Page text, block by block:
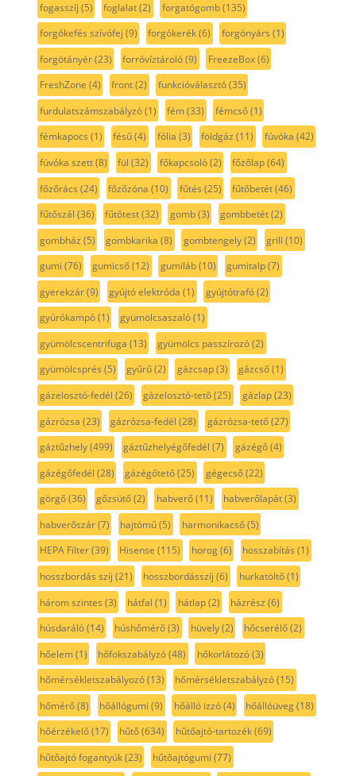
fogasszíj (5) foglalat(2) forgatógomb(135)
forgókefés szívófej (9) forgókerék(6) forgónyárs (1)
forgótányér(23) forróvíztároló(9) FreezeBox(6)
FreshZone (4) front(2) funkcióválasztó(35)
furdulatszámszabályzó(1) fém(33) fémcső(1)
fémkapocs (1) fésű(4) fólia (3) földgáz (11) fúvóka (42)
fúvóka szett(8) fül (32) főkapcsoló(2) főzőlap(64)
főzőrács (24) főzőzóna (10) fűtés (25) fűtőbetét(46)
fűtőszál (36) fűtőtest(32) gomb(3) gombbetét(2)
gombház (5) gombkarika (8) gombtengely(2) grill (10)
gumi (76) gumicső(12) gumiláb(10) gumitalp(7)
gyerekzár(9) gyújtó elektróda (1) gyújtótrafó(2)
gyúrókampó(1) gyümölcsaszaló(1)
gyümölcscentrifuga (13) gyümölcs passzírozó(2)
gyümölcsprés (5) gyűrű(2) gázcsap(3) gázcső(1)
gázelosztó-fedél (26) gázelosztó-tető(25) gázlap(23)
gázrózsa (23) gázrózsa-fedél (28) gázrózsa-tető(27)
gáztűzhely(499) gáztűzhelyégőfedél (7) gázégő(4)
gázégőfedél (28) gázégőtető(25) gégecső(22)
görgő(36) gőzsütő(2) habverő(11) habverőlapát(3)
habverőszár(7) hajtómű(5) harmonikacső(5)
HEPA Filter(39) Hisense (115) horog(6) hosszabítás (1)
hosszbordás szíj (21) hosszbordásszíj (6) hurkatöltő(1)
három szintes (3) hátfal (1) hátlap(2) házrész (6)
húsdaráló(14) húshőmérő(3) hüvely(2) hőcserélő(2)
hőelem(1) hőfokszabályzó(48) hőkorlátozó(3)
hőmérsékletszabályozó(13) hőmérsékletszabályzó(15)
hőmérő(8) hőállógumi (9) hőálló izzó(4) hőállóüveg(18)
hőérzékelő(17) hűtő(634) hűtőajtó-tartozék(69)
hűtőajtó fogantyúk(23) hűtőajtógumi (77)